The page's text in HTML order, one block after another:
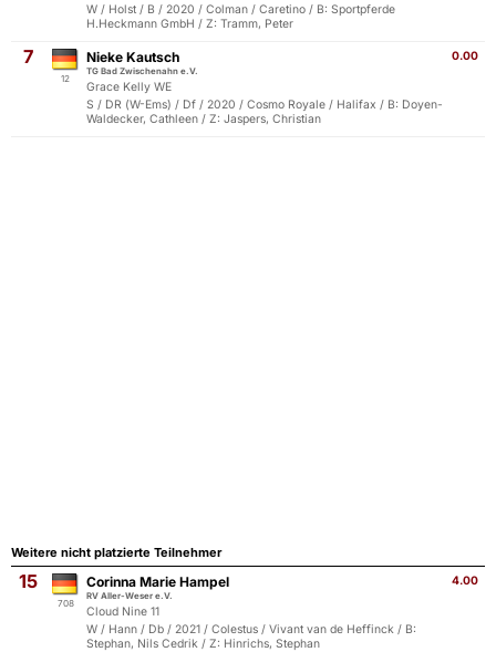
W / Holst / B / 2020 / Colman / Caretino / B: Sportpferde
H.Heckmann GmbH / Z: Tramm, Peter
7
12
0.00
Nieke Kautsch
TG Bad Zwischenahn e.V.
Grace Kelly WE
S / DR (W-Ems) / Df / 2020 / Cosmo Royale / Halifax / B: Doyen-
Waldecker, Cathleen / Z: Jaspers, Christian
Weitere nicht platzierte Teilnehmer
15
708
4.00
Corinna Marie Hampel
RV Aller-Weser e.V.
Cloud Nine 11
W / Hann / Db / 2021 / Colestus / Vivant van de Heffinck / B:
Stephan, Nils Cedrik / Z: Hinrichs, Stephan